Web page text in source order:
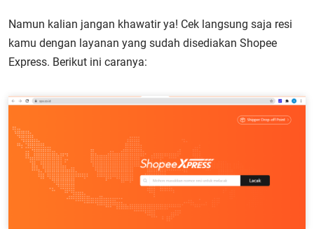
Namun kalian jangan khawatir ya! Cek langsung saja resi
kamu dengan layanan yang sudah disediakan Shopee
Express. Berikut ini caranya: